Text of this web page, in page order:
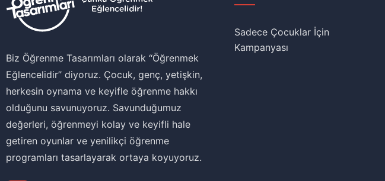
Biz Öğrenme Tasarımları olarak ‘‘Öğrenmek
Eğlencelidir’’ diyoruz. Çocuk, genç, yetişkin,
herkesin oynama ve keyifle öğrenme hakkı
olduğunu savunuyoruz. Savunduğumuz
değerleri, öğrenmeyi kolay ve keyifli hale
getiren oyunlar ve yenilikçi öğrenme
programları tasarlayarak ortaya koyuyoruz.
Sadece Çocuklar İçin
Kampanyası